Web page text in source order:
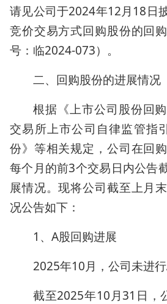
请见公司于2024年12月18日
竞价交易方式回购股份的回
号：临2024-073）。
二、回购股份的进展情况
根据《上市公司股份回
交易所上市公司自律监管指
份》等相关规定，公司在回
每个月的前3个交易日内公告
展情况。现将公司截至上月
况公告如下：
1、A股回购进展
2025年10月，公司未进行
截至2025年10月31日，